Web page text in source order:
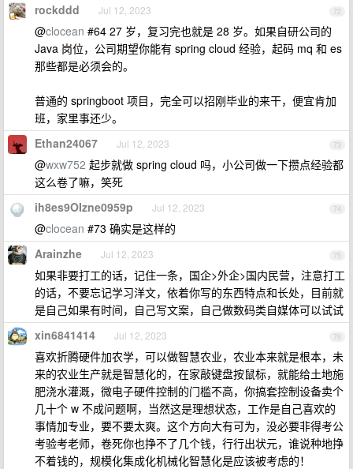
72
rockddd Jul 12, 2023
@clocean #64 27 岁，复习完也就是 28 岁。如果自研公司的
Java 岗位，公司期望你能有 spring cloud 经验，起码 mq 和 es
那些都是必须会的。
普通的 springboot 项目，完全可以招刚毕业的来干，便宜肯加
班，家里事还少。
73
Ethan24067 Jul 12, 2023
@wxw752 起步就做 spring cloud 吗，小公司做一下攒点经验都
这么卷了嘛，笑死
74
ih8es9OIzne0959p Jul 12, 2023
@clocean #73 确实是这样的
75
Arainzhe Jul 12, 2023
如果非要打工的话，记住一条，国企>外企>国内民营，注意打工
的话，不要忘记学习洋文，依着你写的东西特点和长处，目前就
是自己如果有时间，自己写文案，自己做数码类自媒体可以试试
76
xin6841414 Jul 12, 2023
喜欢折腾硬件加农学，可以做智慧农业，农业本来就是根本，未
来的农业生产就是智慧化的，在家敲键盘按鼠标，就能给土地施
肥浇水灌溉，微电子硬件控制的门槛不高，你搞套控制设备卖个
几十个 w 不成问题啊，当然这是理想状态，工作是自己喜欢的
事情加专业，要不要太爽。这个方向大有可为，没必要非得考公
考验考老师，卷死你也挣不了几个钱，行行出状元，谁说种地挣
不着钱的，规模化集成化机械化智慧化是应该被考虑的！